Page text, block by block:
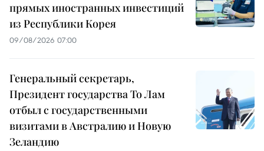
прямых иностранных инвестиций
из Республики Корея
09/08/2026 07:00
Генеральный секретарь,
Президент государства То Лам
отбыл с государственными
визитами в Австралию и Новую
Зеландию